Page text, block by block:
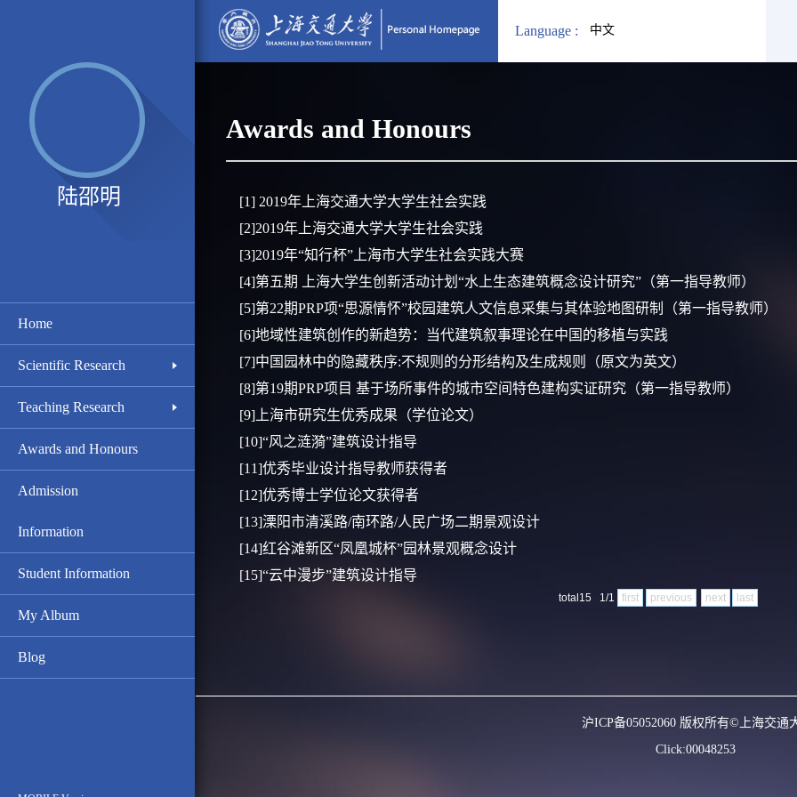
Language : 中文
陆邵明
Home
Scientific Research
Teaching Research
Awards and Honours
Admission
Information
Student Information
My Album
Blog
Awards and Honours
[1] 2019年上海交通大学大学生社会实践
[2]2019年上海交通大学大学生社会实践
[3]2019年“知行杯”上海市大学生社会实践大赛
[4]第五期 上海大学生创新活动计划“水上生态建筑概念设计研究”（第一指导教师）
[5]第22期PRP项“思源情怀”校园建筑人文信息采集与其体验地图研制（第一指导教师）
[6]地域性建筑创作的新趋势：当代建筑叙事理论在中国的移植与实践
[7]中国园林中的隐藏秩序:不规则的分形结构及生成规则（原文为英文）
[8]第19期PRP项目 基于场所事件的城市空间特色建构实证研究（第一指导教师）
[9]上海市研究生优秀成果（学位论文）
[10]“风之涟漪”建筑设计指导
[11]优秀毕业设计指导教师获得者
[12]优秀博士学位论文获得者
[13]溧阳市清溪路/南环路/人民广场二期景观设计
[14]红谷滩新区“凤凰城杯”园林景观概念设计
[15]“云中漫步”建筑设计指导
total15 1/1 first previous next last
沪ICP备05052060 版权所有©上海交通
Click:00048253